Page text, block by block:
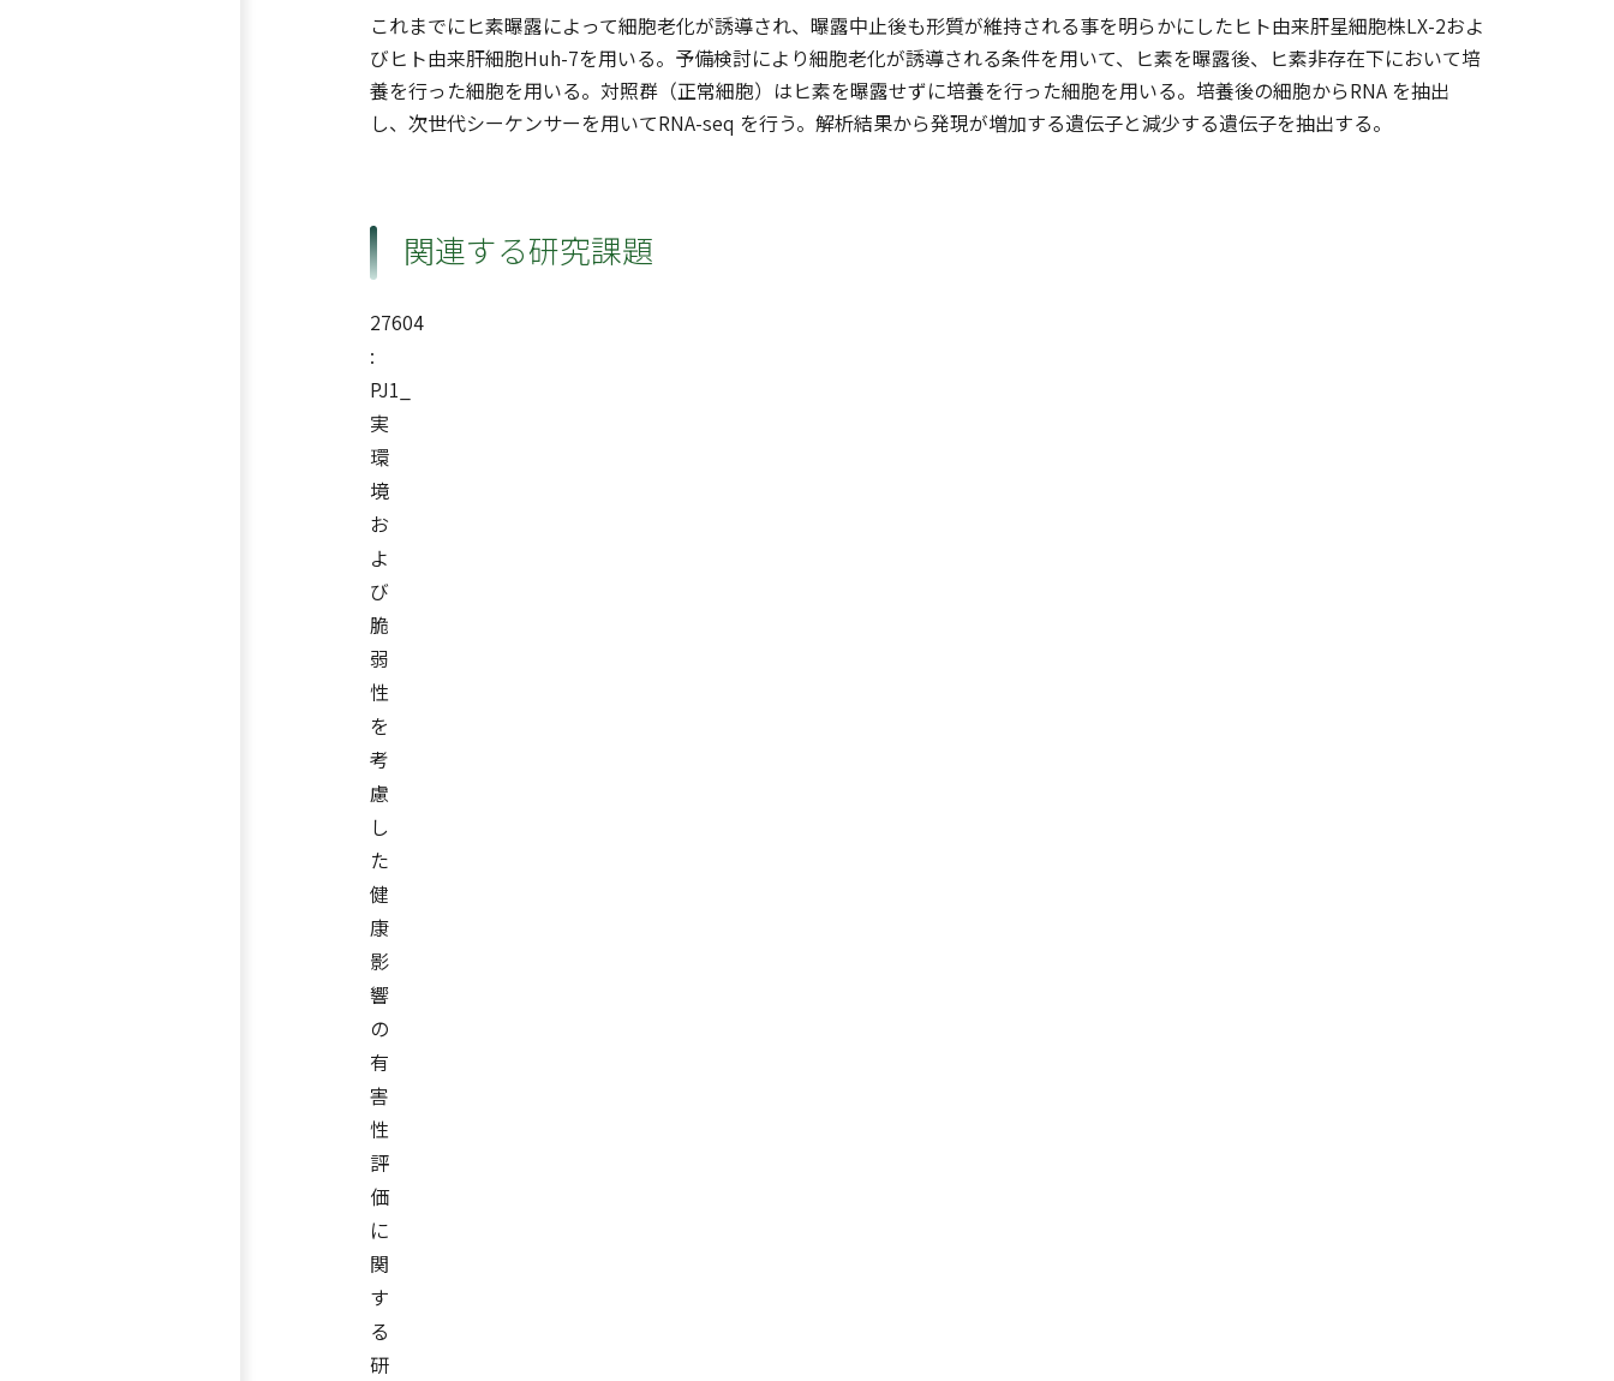
これまでにヒ素曝露によって細胞老化が誘導され、曝露中止後も形質が維持される事を明らかにしたヒト由来肝星細胞株LX-2およ
びヒト由来肝細胞Huh-7を用いる。予備検討により細胞老化が誘導される条件を用いて、ヒ素を曝露後、ヒ素非存在下において培
養を行った細胞を用いる。対照群（正常細胞）はヒ素を曝露せずに培養を行った細胞を用いる。培養後の細胞からRNA を抽出
し、次世代シーケンサーを用いてRNA-seq を行う。解析結果から発現が増加する遺伝子と減少する遺伝子を抽出する。
関連する研究課題
27604
:
PJ1_
実
環
境
お
よ
び
脆
弱
性
を
考
慮
し
た
健
康
影
響
の
有
害
性
評
価
に
関
す
る
研